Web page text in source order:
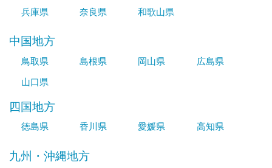
兵庫県
奈良県 和歌山県
中国地方
鳥取県 島根県 岡山県
広島県
山口県
四国地方
徳島県 香川県 愛媛県 高知県
九州・沖縄地方